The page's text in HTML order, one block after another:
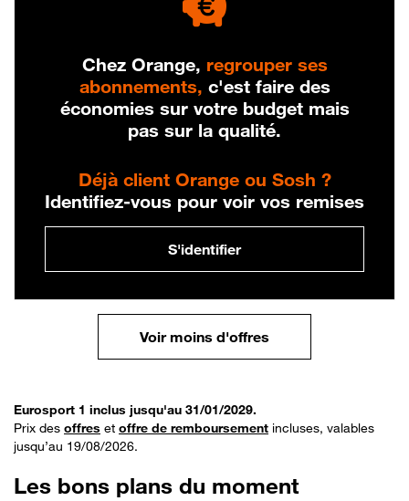
Chez Orange, regrouper ses
abonnements, c'est faire des
économies sur votre budget mais
pas sur la qualité.
Déjà client Orange ou Sosh ?
Identifiez-vous pour voir vos remises
S'identifier
Voir moins d'offres
Eurosport 1 inclus jusqu'au 31/01/2029.
Prix des offres et offre de remboursement incluses, valables
jusqu’au 19/08/2026.
Les bons plans du moment